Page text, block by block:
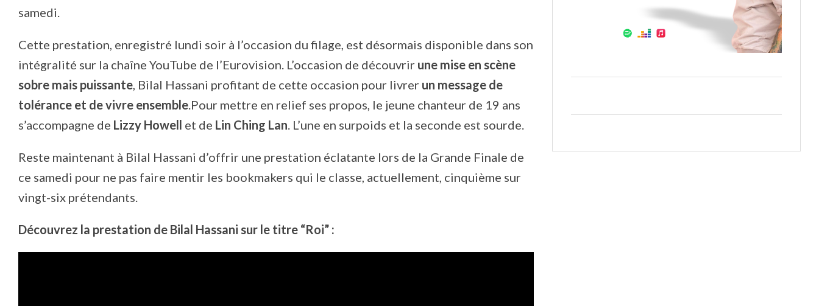
samedi.
Cette prestation, enregistré lundi soir à l’occasion du filage, est désormais disponible dans son
intégralité sur la chaîne YouTube de l’Eurovision. L’occasion de découvrir une mise en scène
sobre mais puissante, Bilal Hassani profitant de cette occasion pour livrer un message de
tolérance et de vivre ensemble.Pour mettre en relief ses propos, le jeune chanteur de 19 ans
s’accompagne de Lizzy Howell et de Lin Ching Lan. L’une en surpoids et la seconde est sourde.
Reste maintenant à Bilal Hassani d’offrir une prestation éclatante lors de la Grande Finale de
ce samedi pour ne pas faire mentir les bookmakers qui le classe, actuellement, cinquième sur
vingt-six prétendants.
Découvrez la prestation de Bilal Hassani sur le titre “Roi” :